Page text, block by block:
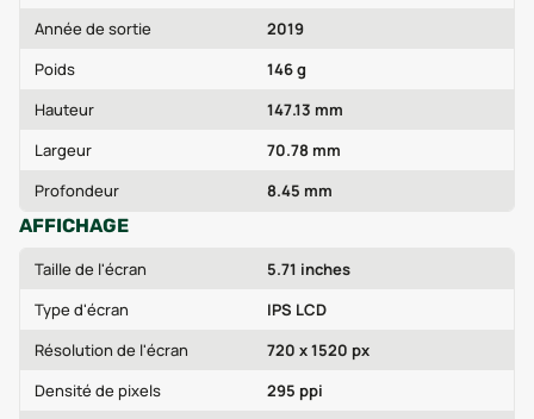
Année de sortie
2019
Poids
146 g
Hauteur
147.13 mm
Largeur
70.78 mm
Profondeur
8.45 mm
AFFICHAGE
Taille de l'écran
5.71 inches
Type d'écran
IPS LCD
Résolution de l'écran
720 x 1520 px
Densité de pixels
295 ppi